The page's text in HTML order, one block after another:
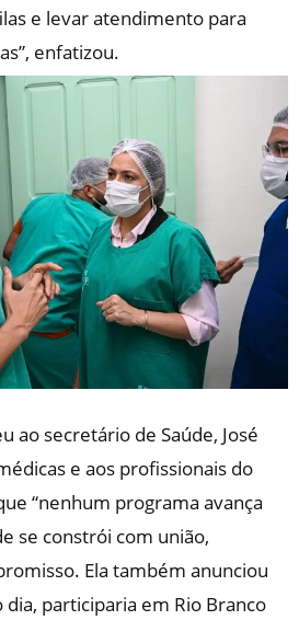
e levar atendimento para
enfatizou.
ao secretário de Saúde, José
e aos profissionais do
“nenhum programa avança
se constrói com união,
Ela também anunciou
participaria em Rio Branco